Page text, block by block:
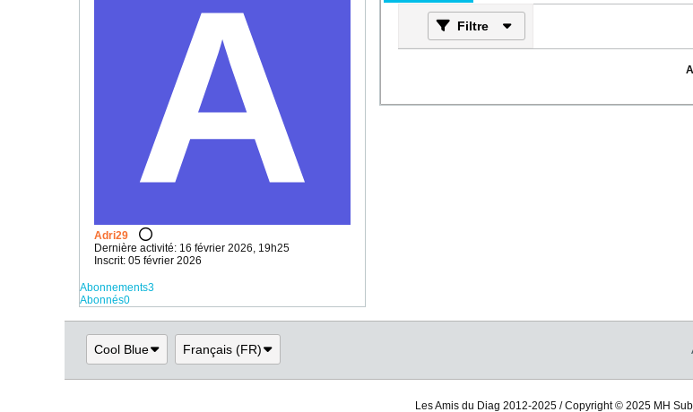
Adri29
Dernière activité: 16 février 2026, 19h25
Inscrit: 05 février 2026
Abonnements3
Abonnés0
Filtre
Cool Blue Français (FR)
Les Amis du Diag 2012-2025 / Copyright © 2025 MH